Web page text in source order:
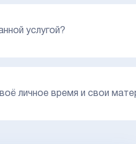
услугой?
личное время и свои